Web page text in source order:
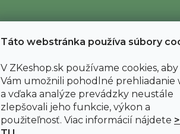
Táto webstránka používa súbory
V ZKeshop.sk používame cookies, aby
Vám umožnili pohodlné prehliadanie
a vďaka analýze prevádzky neustále
zlepšovali jeho funkcie, výkon a
použiteľnosť. Viac informácií nájdete